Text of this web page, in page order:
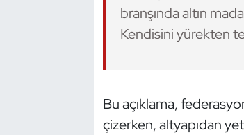
branşında altın
Kendisini yürekten
Bu açıklama,
çizerken, altyapıdan
Modern Pentatlon